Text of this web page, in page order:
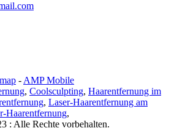
- AMP Mobile
, Coolsculpting, Haarentfernung im
, Laser-Haarentfernung am
Haarentfernung,
: Alle Rechte vorbehalten.